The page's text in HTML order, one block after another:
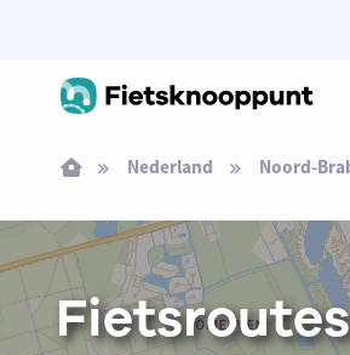
Nederland Noord-